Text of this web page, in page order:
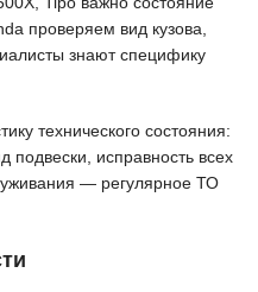
проверяем вид кузова,
знают специфику
технического состояния:
подвески, исправность всех
— регулярное ТО